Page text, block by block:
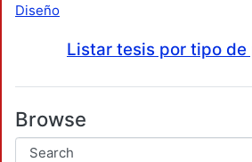
Diseño
Listar tesis por tipo de
Browse